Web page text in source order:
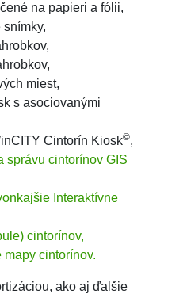
na papieri a fólii,
snímky,
miest,
s asociovanými
Cintorín Kiosk©,
správu cintorínov GIS
Interaktívne
cintorínov,
cintorínov.
ako aj ďalšie